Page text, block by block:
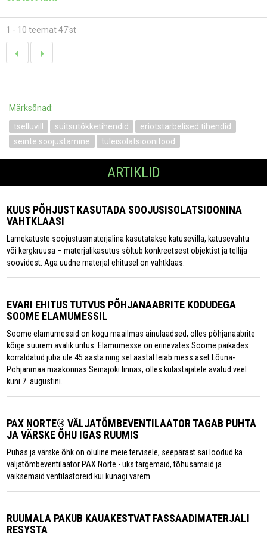
1 - 10 teemat 47'st
Märksõnad:
tselluvill
suitsutõkketihendid
eriotstarbelised tihendid
seinte soojustamine
tuleisolatsioonitööd
ARTIKLID
KUUS PÕHJUST KASUTADA SOOJUSISOLATSIOONINA
VAHTKLAASI
Lamekatuste soojustusmaterjalina kasutatakse katusevilla, katusevahtu
või kergkruusa – materjalikasutus sõltub konkreetsest objektist ja tellija
soovidest. Aga uudne materjal ehitusel on vahtklaas.
EVARI EHITUS TUTVUS PÕHJANAABRITE KODUDEGA
SOOME ELAMUMESSIL
Soome elamumessid on kogu maailmas ainulaadsed, olles põhjanaabrite
kõige suurem avalik üritus. Elamumesse on erinevates Soome paikades
korraldatud juba üle 45 aasta ning sel aastal leiab mess aset Lõuna-
Pohjanmaa maakonnas Seinajoki linnas, olles külastajatele avatud veel
kuni 7. augustini.
PAX NORTE® VÄLJATÕMBEVENTILAATOR TAGAB PUHTA
JA VÄRSKE ÕHU IGAS RUUMIS
Puhas ja värske õhk on oluline meie tervisele, seepärast sai loodud ka
väljatõmbeventilaator PAX Norte - üks targemaid, tõhusamaid ja
vaiksemaid ventilaatoreid kui kunagi varem.
RUUMALA PAKUB KAUAKESTVAT FASSAADIMATERJALI
RESYSTA